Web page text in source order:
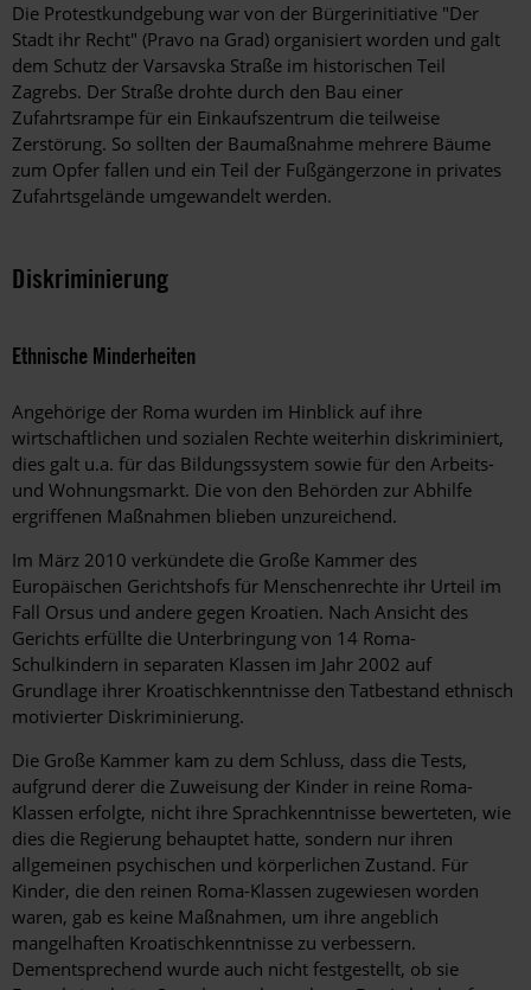
Die Protestkundgebung war von der Bürgerinitiative "Der
Stadt ihr Recht" (Pravo na Grad) organisiert worden und galt
dem Schutz der Varsavska Straße im historischen Teil
Zagrebs. Der Straße drohte durch den Bau einer
Zufahrtsrampe für ein Einkaufszentrum die teilweise
Zerstörung. So sollten der Baumaßnahme mehrere Bäume
zum Opfer fallen und ein Teil der Fußgängerzone in privates
Zufahrtsgelände umgewandelt werden.
Diskriminierung
Ethnische Minderheiten
Angehörige der Roma wurden im Hinblick auf ihre
wirtschaftlichen und sozialen Rechte weiterhin diskriminiert,
dies galt u.a. für das Bildungssystem sowie für den Arbeits-
und Wohnungsmarkt. Die von den Behörden zur Abhilfe
ergriffenen Maßnahmen blieben unzureichend.
Im März 2010 verkündete die Große Kammer des
Europäischen Gerichtshofs für Menschenrechte ihr Urteil im
Fall Orsus und andere gegen Kroatien. Nach Ansicht des
Gerichts erfüllte die Unterbringung von 14 Roma-
Schulkindern in separaten Klassen im Jahr 2002 auf
Grundlage ihrer Kroatischkenntnisse den Tatbestand ethnisch
motivierter Diskriminierung.
Die Große Kammer kam zu dem Schluss, dass die Tests,
aufgrund derer die Zuweisung der Kinder in reine Roma-
Klassen erfolgte, nicht ihre Sprachkenntnisse bewerteten, wie
dies die Regierung behauptet hatte, sondern nur ihren
allgemeinen psychischen und körperlichen Zustand. Für
Kinder, die den reinen Roma-Klassen zugewiesen worden
waren, gab es keine Maßnahmen, um ihre angeblich
mangelhaften Kroatischkenntnisse zu verbessern.
Dementsprechend wurde auch nicht festgestellt, ob sie